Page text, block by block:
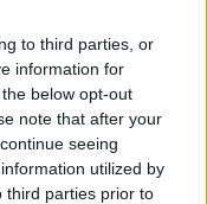
to third parties, or
information for
below opt-out
note that after your
seeing
utilized by
third parties prior to
πει ο Ασφαλιστικός
Ένα στα πέντε
Ελλάδα